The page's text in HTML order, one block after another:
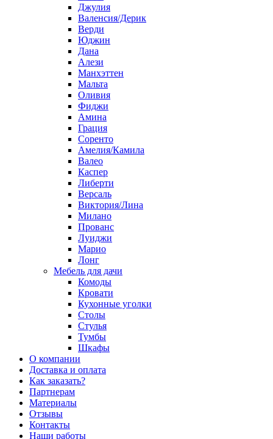
Джулия
Валенсия/Дерик
Верди
Юджин
Дана
Алези
Манхэттен
Мальта
Оливия
Фиджи
Амина
Грация
Соренто
Амелия/Камила
Валео
Каспер
Либерти
Версаль
Виктория/Лина
Милано
Прованс
Луиджи
Марио
Лонг
Мебель для дачи
Комоды
Кровати
Кухонные уголки
Столы
Стулья
Тумбы
Шкафы
О компании
Доставка и оплата
Как заказать?
Партнерам
Материалы
Отзывы
Контакты
Наши работы